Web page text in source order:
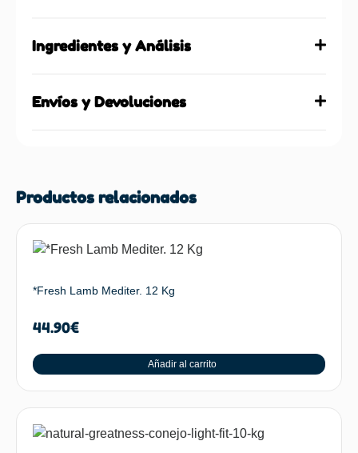
Ingredientes y Análisis
Envíos y Devoluciones
Productos relacionados
*Fresh Lamb Mediter. 12 Kg
44.90€
Añadir al carrito